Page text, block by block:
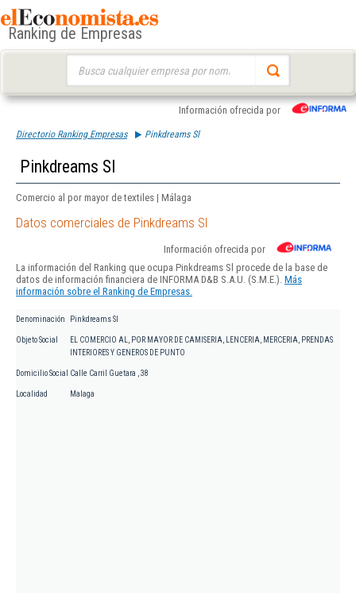
Ranking de Empresas
Información ofrecida por
Directorio Ranking Empresas Pinkdreams Sl
Pinkdreams Sl
Comercio al por mayor de textiles | Málaga
Datos comerciales de Pinkdreams Sl
Información ofrecida por
La información del Ranking que ocupa Pinkdreams Sl procede de la base de
datos de información financiera de INFORMA D&B S.A.U. (S.M.E.). Más
información sobre el Ranking de Empresas.
Denominación Pinkdreams Sl
Objeto Social
EL COMERCIO AL, POR MAYOR DE CAMISERIA, LENCERIA, MERCERIA, PRENDAS
INTERIORES Y GENEROS DE PUNTO
Domicilio Social Calle Carril Guetara , 38
Localidad Malaga